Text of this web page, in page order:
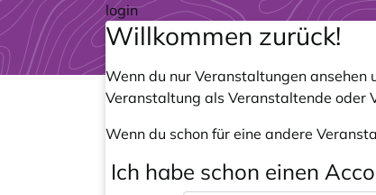
login
Willkommen zurück!
Wenn du nur Veranstaltungen ansehen
Veranstaltung als Veranstaltende oder
Wenn du schon für eine andere
Ich habe schon einen